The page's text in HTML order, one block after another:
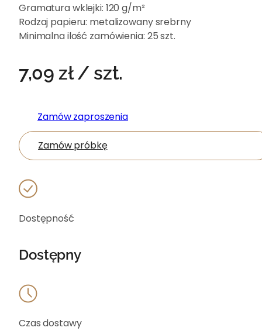
Gramatura wklejki: 120 g/m²
Rodzaj papieru: metalizowany srebrny
Minimalna ilość zamówienia: 25 szt.
7,09zł/ szt.
Zamów zaproszenia
Zamów próbkę
Dostępność
Dostępny
Czas dostawy